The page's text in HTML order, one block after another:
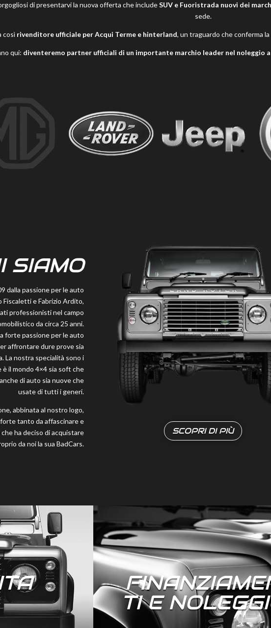
di presentarvi la nuova offerta che includeSUV e Fuoristrada nuovi dei
sede.
così rivenditore ufficiale per Acqui Terme e hinterland, un traguardo che conferma
qui: diventeremo partner ufficiali di un importante marchio leader nel noleggio
SIAMO
dalla passione per le auto
Fiscaletti e Fabrizio Ardito,
professionisti nel campo
da circa 25 anni.
forte passione per le auto
affrontare dure prove sia
La nostra specialità sono i
il mondo 4×4 sia soft che
di auto sia nuove che
usate di tutti i generi.
abbinata al nostro logo,
tanto da affascinare e
ha deciso di acquistare
da noi la sua BadCars.
SCOPRI DI PIÙ
TI E